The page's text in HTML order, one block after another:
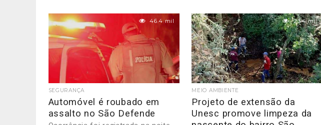
46.4 mil
SEGURANÇA
Automóvel é roubado em
assalto no São Defende
23.4 mil
MEIO AMBIENTE
Projeto de extensão da
Unesc promove limpeza da